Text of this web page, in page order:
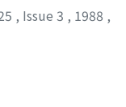
, Issue 3 , 1988 ,